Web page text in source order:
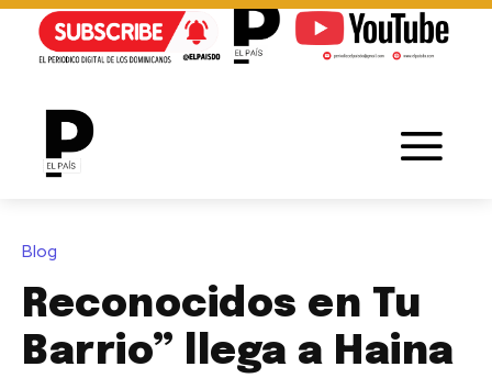
Blog
Reconocidos en Tu
Barrio” llega a Haina